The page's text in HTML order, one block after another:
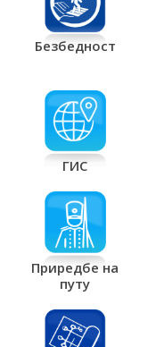
Безбедност
ГИС
Приредбе на
путу